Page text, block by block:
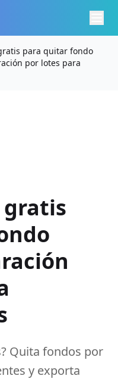
para quitar fondo
por lotes para
Quita fondos por
y exporta